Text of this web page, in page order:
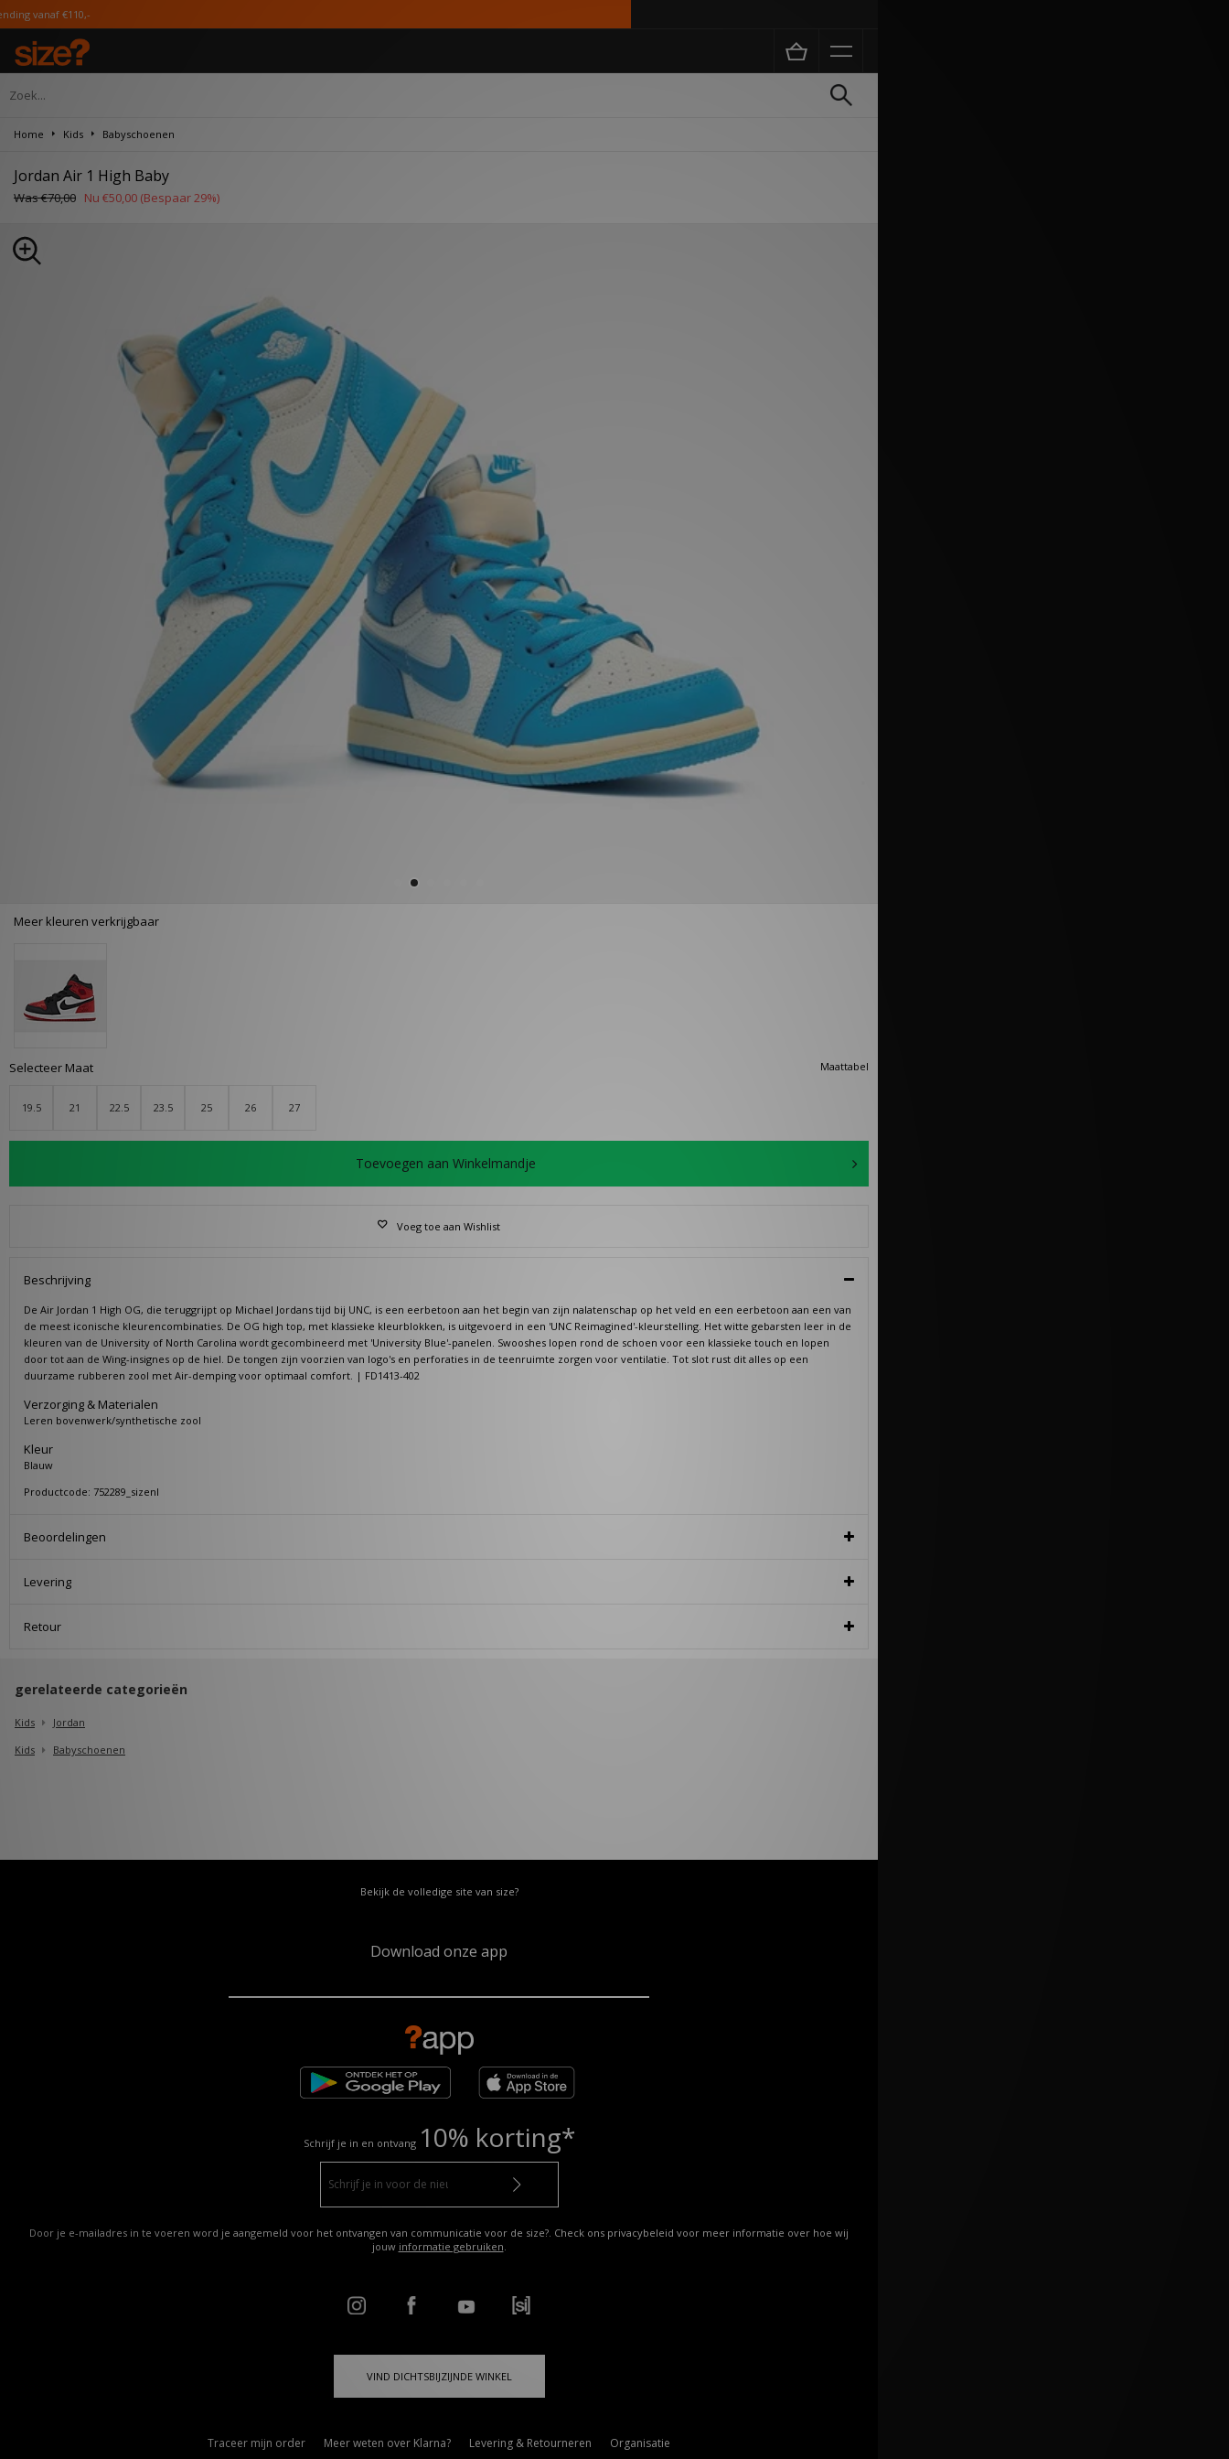
Home Kids Babyschoenen
Jordan Air 1 High Baby
Was€70,00 Nu €50,00 (Bespaar 29%)
Meer kleuren verkrijgbaar
Maattabel
Selecteer Maat
19.5 21 22.5 23.5 25 26 27
Toevoegen aan Winkelmandje
Voeg toe aan Wishlist
Beschrijving
De Air Jordan 1 High OG, die teruggrijpt op Michael Jordans tijd bij UNC, is een eerbetoon aan het begin van zijn nalatenschap op het veld en een eerbetoon aan een van
de meest iconische kleurencombinaties. De OG high top, met klassieke kleurblokken, is uitgevoerd in een 'UNC Reimagined'-kleurstelling. Het witte gebarsten leer in de
kleuren van de University of North Carolina wordt gecombineerd met 'University Blue'-panelen. Swooshes lopen rond de schoen voor een klassieke touch en lopen
door tot aan de Wing-insignes op de hiel. De tongen zijn voorzien van logo's en perforaties in de teenruimte zorgen voor ventilatie. Tot slot rust dit alles op een
duurzame rubberen zool met Air-demping voor optimaal comfort. | FD1413-402
Verzorging & Materialen
Leren bovenwerk/synthetische zool
Kleur
Blauw
Productcode: 752289_sizenl
Beoordelingen
Levering
Retour
gerelateerde categorieën
Kids
Jordan
Kids
Babyschoenen
Bekijk de volledige site van size?
Download onze app
Schrijf je in en ontvang 10% korting*
Door je e-mailadres in te voeren word je aangemeld voor het ontvangen van communicatie voor de size?. Check ons privacybeleid voor meer informatie over hoe wij
jouw informatie gebruiken
VIND DICHTSBIJZIJNDE WINKEL
Traceer mijn order Meer weten over Klarna? Levering & Retourneren Organisatie